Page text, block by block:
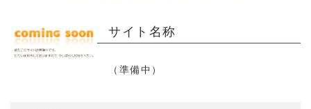
サイト名称
（準備中）